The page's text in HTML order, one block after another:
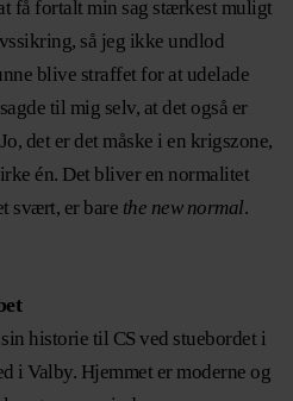
få fortalt min sag stærkest muligt
så jeg ikke undlod
blive straffet for at udelade
til mig selv, at det også er
det er det måske i en krigszone,
én. Det bliver en normalitet
svært, er bare the new normal.
historie til CS ved stuebordet i
i Valby. Hjemmet er moderne og